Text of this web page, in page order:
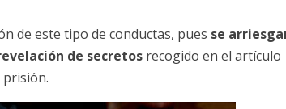
de este tipo de conductas, pues se
de secretos recogido en el artículo
prisión.